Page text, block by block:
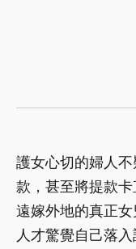
護女心切的婦人
款，甚至將提款
遠嫁外地的真正
人才驚覺自己落